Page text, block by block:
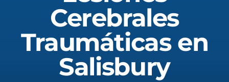
Cerebrales
Traumáticas en
Salisbury